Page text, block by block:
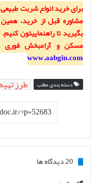
برای خرید انواع شربت
مشاوره قبل از خرید، همین
بگیرید تا راهنماییتون
مسکن و آرامبخش فوری
www.aabgin.com
دسته بندی مطلب طرز
‫20 دیدگاه ها